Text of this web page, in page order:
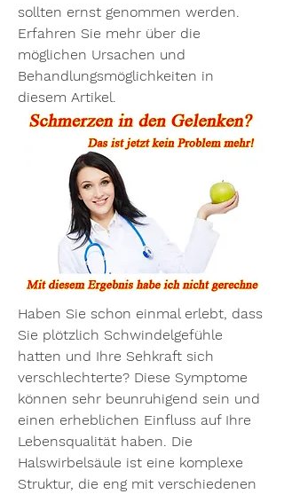
sollten ernst genommen werden.
Erfahren Sie mehr über die
möglichen Ursachen und
Behandlungsmöglichkeiten in
diesem Artikel.
Haben Sie schon einmal erlebt, dass
Sie plötzlich Schwindelgefühle
hatten und Ihre Sehkraft sich
verschlechterte? Diese Symptome
können sehr beunruhigend sein und
einen erheblichen Einfluss auf Ihre
Lebensqualität haben. Die
Halswirbelsäule ist eine komplexe
Struktur, die eng mit verschiedenen